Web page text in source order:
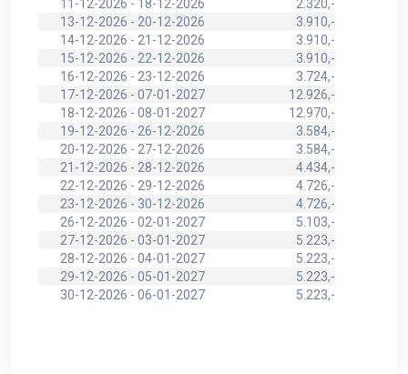
11-12-2026 - 18-12-2026
2.320,-
13-12-2026 - 20-12-2026
3.910,-
14-12-2026 - 21-12-2026
3.910,-
15-12-2026 - 22-12-2026
3.910,-
16-12-2026 - 23-12-2026
3.724,-
17-12-2026 - 07-01-2027
12.926,-
18-12-2026 - 08-01-2027
12.970,-
19-12-2026 - 26-12-2026
3.584,-
20-12-2026 - 27-12-2026
3.584,-
21-12-2026 - 28-12-2026
4.434,-
22-12-2026 - 29-12-2026
4.726,-
23-12-2026 - 30-12-2026
4.726,-
26-12-2026 - 02-01-2027
5.103,-
27-12-2026 - 03-01-2027
5.223,-
28-12-2026 - 04-01-2027
5.223,-
29-12-2026 - 05-01-2027
5.223,-
30-12-2026 - 06-01-2027
5.223,-